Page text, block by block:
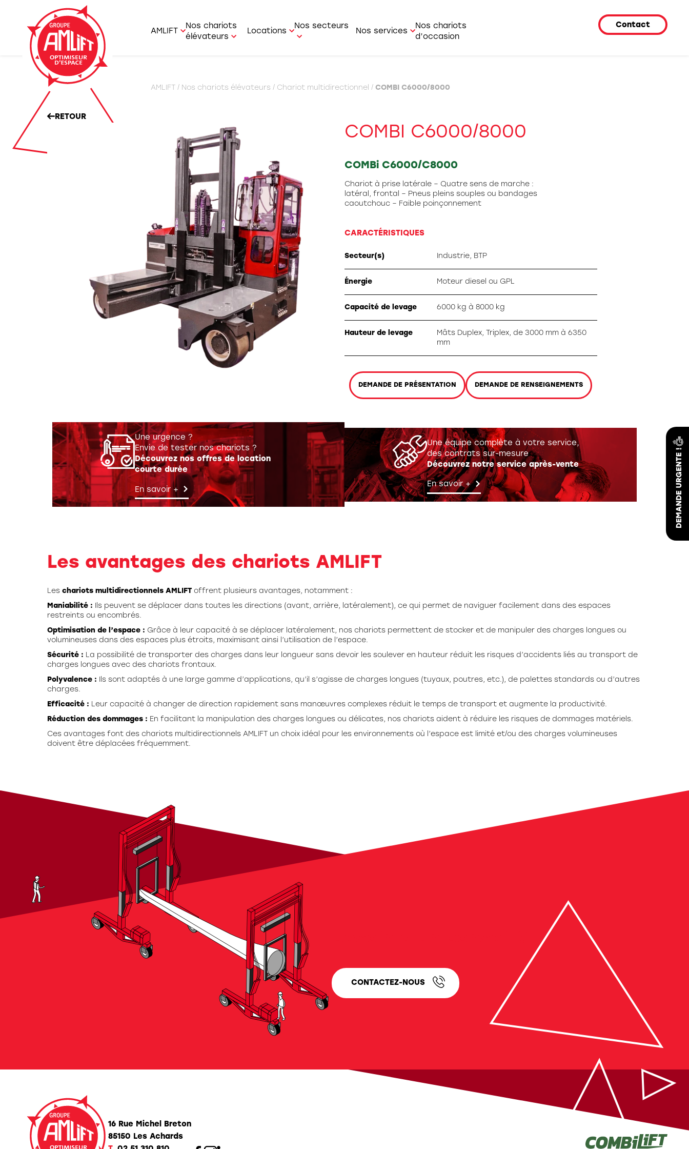
AMLIFT
Nous rejoindre
Nos chariots
élévateurs
Chariot multidirectionnel
Chariot articulé
Gerbeur / Transpalette /
Préparateur de commande
Portique mobile
Réalisation spéciale
Locations
Location longue durée
Nos secteurs
Logistique
Nos services
Service commercial
Nos chariots
d’occasion
Contact
AMLIFT / Nos chariots élévateurs / Chariot multidirectionnel / COMBI C6000/8000
RETOUR
COMBI C6000/8000
COMBi C6000/C8000
Chariot à prise latérale – Quatre sens de marche :
latéral, frontal – Pneus pleins souples ou bandages
caoutchouc – Faible poinçonnement
CARACTÉRISTIQUES
Secteur(s) Industrie, BTP
Énergie Moteur diesel ou GPL
Capacité de levage 6000 kg à 8000 kg
Hauteur de levage
Mâts Duplex, Triplex, de 3000 mm à 6350
mm
DEMANDE DE PRÉSENTATION DEMANDE DE RENSEIGNEMENTS
Une urgence ?
Envie de tester nos chariots ?
Découvrez nos offres de location
courte durée
En savoir +
Une équipe complète à votre service,
des contrats sur-mesure
Découvrez notre service après-vente
En savoir +
Les avantages des chariots AMLIFT
Leschariots multidirectionnels AMLIFT offrent plusieurs avantages, notamment :
Maniabilité : Ils peuvent se déplacer dans toutes les directions (avant, arrière, latéralement), ce qui permet de naviguer facilement dans des espaces
restreints ou encombrés.
Optimisation de l’espace : Grâce à leur capacité à se déplacer latéralement, nos chariots permettent de stocker et de manipuler des charges longues ou
volumineuses dans des espaces plus étroits, maximisant ainsi l’utilisation de l’espace.
Sécurité : La possibilité de transporter des charges dans leur longueur sans devoir les soulever en hauteur réduit les risques d’accidents liés au transport de
charges longues avec des chariots frontaux.
Polyvalence : Ils sont adaptés à une large gamme d’applications, qu’il s’agisse de charges longues (tuyaux, poutres, etc.), de palettes standards ou d’autres
charges.
Efficacité : Leur capacité à changer de direction rapidement sans manœuvres complexes réduit le temps de transport et augmente la productivité.
Réduction des dommages : En facilitant la manipulation des charges longues ou délicates, nos chariots aident à réduire les risques de dommages matériels.
Ces avantages font des chariots multidirectionnels AMLIFT un choix idéal pour les environnements où l’espace est limité et/ou des charges volumineuses
doivent être déplacées fréquemment.
CONTACTEZ-NOUS
16 Rue Michel Breton
85150 Les Achards